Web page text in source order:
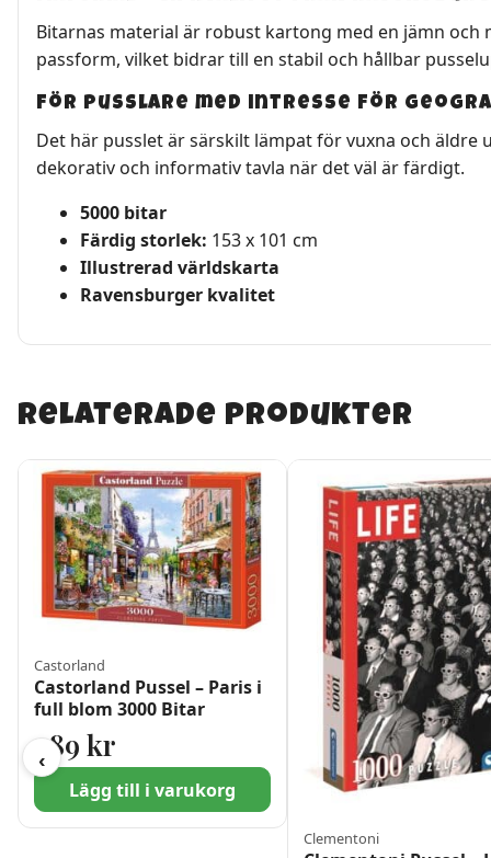
Bitarnas material är robust kartong med en jämn
passform, vilket bidrar till en stabil och hållbar
För pusslare med intresse för
Det här pusslet är särskilt lämpat för vuxna och
dekorativ och informativ tavla när det väl är färdigt.
5000 bitar
Färdig storlek: 153 x 101 cm
Illustrerad världskarta
Ravensburger kvalitet
Relaterade produkter
‹
Castorland
Castorland Pussel – Paris i
full blom 3000 Bitar
289 kr
Lägg till i varukorg
Clementoni